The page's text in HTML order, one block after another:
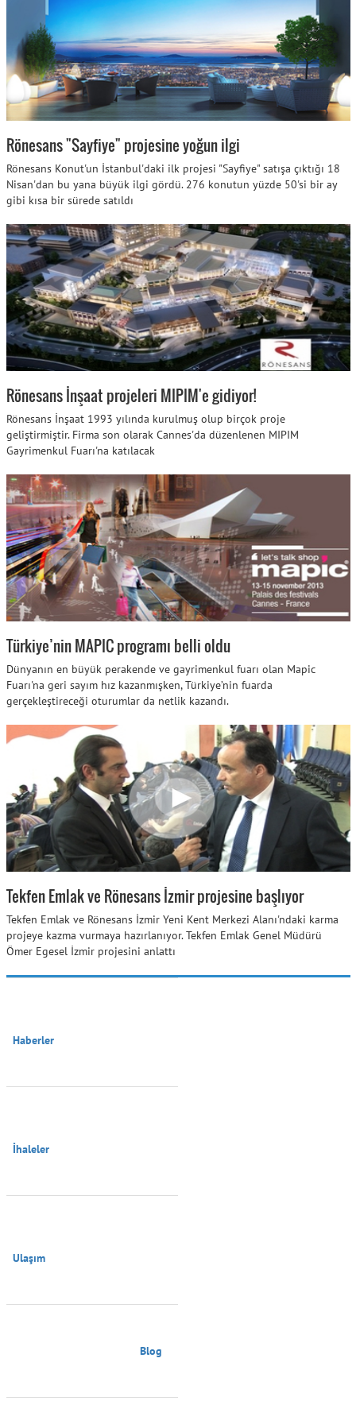
Rönesans "Sayfiye" projesine yoğun ilgi
Rönesans Konut'un İstanbul'daki ilk projesi "Sayfiye" satışa çıktığı 18
Nisan'dan bu yana büyük ilgi gördü. 276 konutun yüzde 50'si bir ay
gibi kısa bir sürede satıldı
Rönesans İnşaat projeleri MIPIM'e gidiyor!
Rönesans İnşaat 1993 yılında kurulmuş olup birçok proje
geliştirmiştir. Firma son olarak Cannes'da düzenlenen MIPIM
Gayrimenkul Fuarı'na katılacak
Türkiye’nin MAPIC programı belli oldu
Dünyanın en büyük perakende ve gayrimenkul fuarı olan Mapic
Fuarı'na geri sayım hız kazanmışken, Türkiye’nin fuarda
gerçekleştireceği oturumlar da netlik kazandı.
Tekfen Emlak ve Rönesans İzmir projesine başlıyor
Tekfen Emlak ve Rönesans İzmir Yeni Kent Merkezi Alanı'ndaki karma
projeye kazma vurmaya hazırlanıyor. Tekfen Emlak Genel Müdürü
Ömer Egesel İzmir projesini anlattı
Haberler
İhaleler
Ulaşım